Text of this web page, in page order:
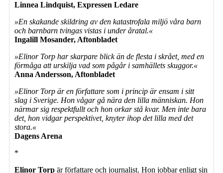
Linnea Lindquist, Expressen Ledare
»En skakande skildring av den katastrofala miljö våra barn
och barnbarn tvingas vistas i under åratal.«
Ingalill Mosander, Aftonbladet
»Elinor Torp har skarpare blick än de flesta i skrået, med en
förmåga att urskilja vad som pågår i samhällets skuggor.«
Anna Andersson, Aftonbladet
»Elinor Torp är en författare som i princip är ensam i sitt
slag i Sverige. Hon vågar gå nära den lilla människan. Hon
närmar sig respektfullt och hon orkar stå kvar. Men inte bara
det, hon vidgar perspektivet, knyter ihop det lilla med det
stora.«
Dagens Arena
*
Elinor Torp är författare och journalist. Hon jobbar enligt sin